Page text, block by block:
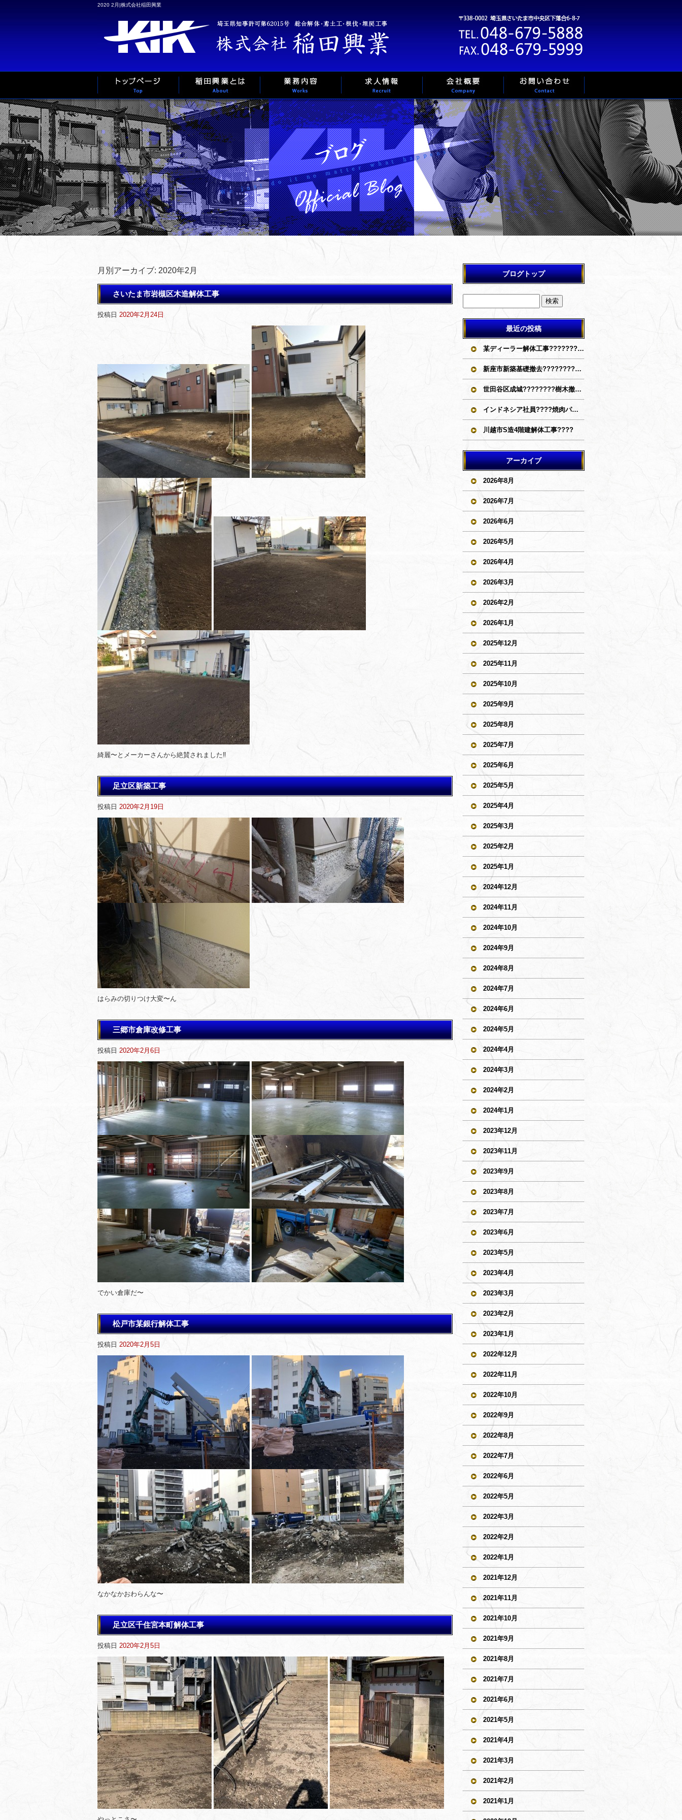
2020 2月|株式会社稲田興業
月別アーカイブ: 2020年2月
さいたま市岩槻区木造解体工事
投稿日 2020年2月24日
綺麗〜とメーカーさんから絶賛されました‼️
足立区新築工事
投稿日 2020年2月19日
はらみの切りつけ大変〜ん
三郷市倉庫改修工事
投稿日 2020年2月6日
でかい倉庫だ〜
松戸市某銀行解体工事
投稿日 2020年2月5日
なかなかおわらんな〜
足立区千住宮本町解体工事
投稿日 2020年2月5日
ブログトップ
最近の投稿
某ディーラー解体工事????????????
新座市新築基礎撤去????????????
世田谷区成城????‍????樹木撤去????????????
インドネシア社員????焼肉パーティー
川越市S造4階建解体工事????
アーカイブ
2026年8月
2026年7月
2026年6月
2026年5月
2026年4月
2026年3月
2026年2月
2026年1月
2025年12月
2025年11月
2025年10月
2025年9月
2025年8月
2025年7月
2025年6月
2025年5月
2025年4月
2025年3月
2025年2月
2025年1月
2024年12月
2024年11月
2024年10月
2024年9月
2024年8月
2024年7月
2024年6月
2024年5月
2024年4月
2024年3月
2024年2月
2024年1月
2023年12月
2023年11月
2023年9月
2023年8月
2023年7月
2023年6月
2023年5月
2023年4月
2023年3月
2023年2月
2023年1月
2022年12月
2022年11月
2022年10月
2022年9月
2022年8月
2022年7月
2022年6月
2022年5月
2022年3月
2022年2月
2022年1月
2021年12月
2021年11月
2021年10月
2021年9月
2021年8月
2021年7月
2021年6月
2021年5月
2021年4月
2021年3月
2021年2月
2021年1月